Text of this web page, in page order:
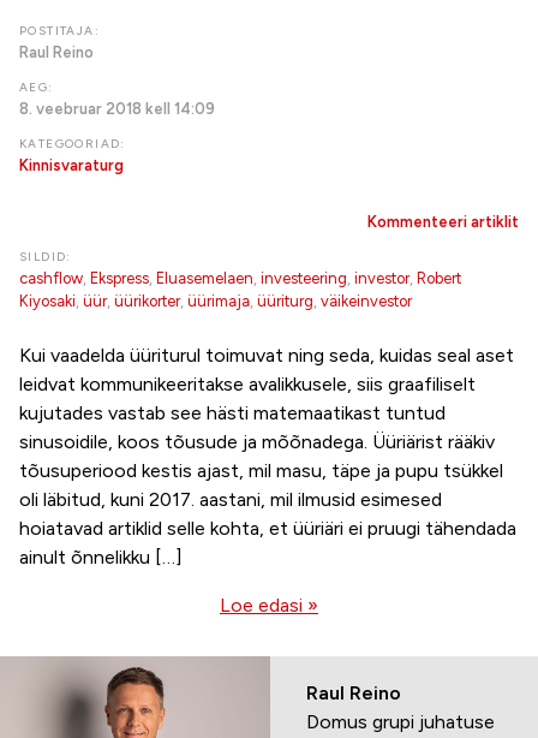
POSTITAJA:
Raul Reino
AEG:
8. veebruar 2018 kell 14:09
KATEGOORIAD:
Kinnisvaraturg
Kommenteeri artiklit
SILDID:
cashflow, Ekspress, Eluasemelaen, investeering, investor, Robert
Kiyosaki, üür, üürikorter, üürimaja, üüriturg, väikeinvestor
Kui vaadelda üüriturul toimuvat ning seda, kuidas seal aset
leidvat kommunikeeritakse avalikkusele, siis graafiliselt
kujutades vastab see hästi matemaatikast tuntud
sinusoidile, koos tõusude ja mõõnadega. Üüriärist rääkiv
tõusuperiood kestis ajast, mil masu, täpe ja pupu tsükkel
oli läbitud, kuni 2017. aastani, mil ilmusid esimesed
hoiatavad artiklid selle kohta, et üüriäri ei pruugi tähendada
ainult õnnelikku […]
Loe edasi »
Raul Reino
Domus grupi juhatuse